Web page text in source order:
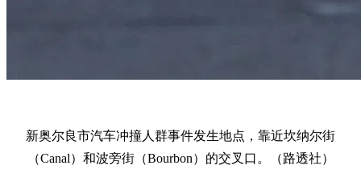
新奥尔良市汽车冲撞人群事件发生地点，靠近坎纳尔街
（Canal）和波旁街（Bourbon）的交叉口。（路透社）